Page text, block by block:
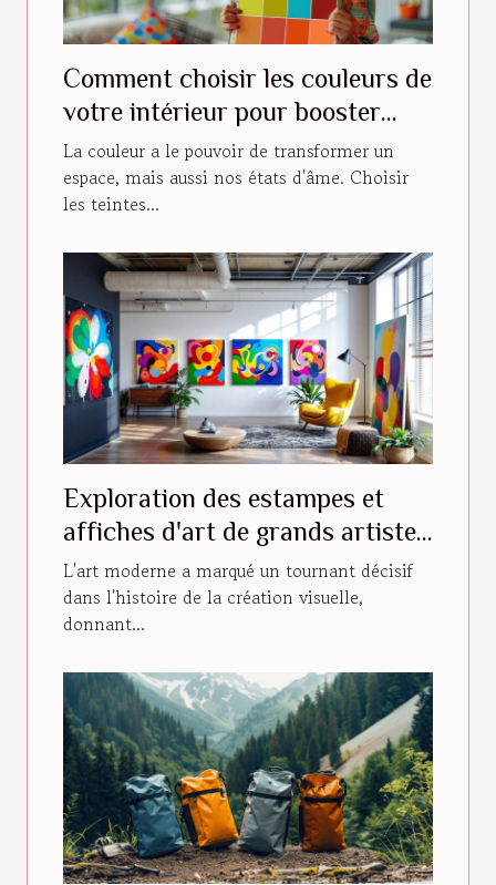
Comment choisir les couleurs de
votre intérieur pour booster
votre humeur
La couleur a le pouvoir de transformer un
espace, mais aussi nos états d'âme. Choisir
les teintes...
Exploration des estampes et
affiches d'art de grands artistes
modernes
L'art moderne a marqué un tournant décisif
dans l'histoire de la création visuelle,
donnant...